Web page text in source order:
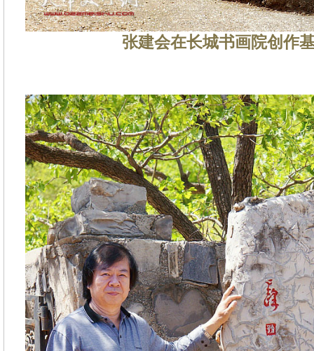
张建会在长城书画院创作